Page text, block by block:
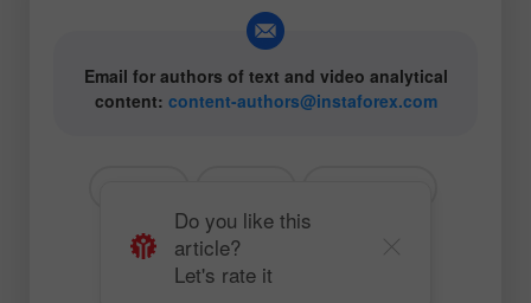
Email for authors of text and video analytical
content: content-authors@instaforex.com
# Dành cho người mới bắt đầu
Do you like this
article?
Let's rate it